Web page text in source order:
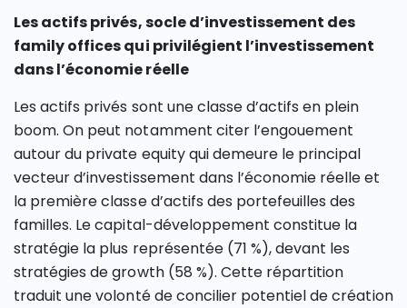
Les actifs privés, socle d’investissement des
family offices qui privilégient l’investissement
dans l’économie réelle
Les actifs privés sont une classe d’actifs en plein
boom. On peut notamment citer l’engouement
autour du private equity qui demeure le principal
vecteur d’investissement dans l’économie réelle et
la première classe d’actifs des portefeuilles des
familles. Le capital-développement constitue la
stratégie la plus représentée (71 %), devant les
stratégies de growth (58 %). Cette répartition
traduit une volonté de concilier potentiel de création